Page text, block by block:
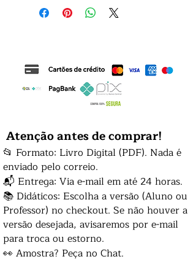
Atenção antes de comprar!
📂 Formato: Livro Digital (PDF). Nada é
enviado pelo correio.
📬 Entrega: Via e-mail em até 24 horas.
📚 Didáticos: Escolha a versão (Aluno ou
Professor) no checkout. Se não houver a
versão desejada, avisaremos por e-mail
para troca ou estorno.
👀 Amostra? Peça no Chat.